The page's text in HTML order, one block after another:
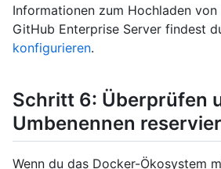
Informationen zum Hochladen
GitHub Enterprise Server findest
konfigurieren.
Schritt 6: Überprüfen
Umbenennen
Wenn du das Docker-Ökosystem